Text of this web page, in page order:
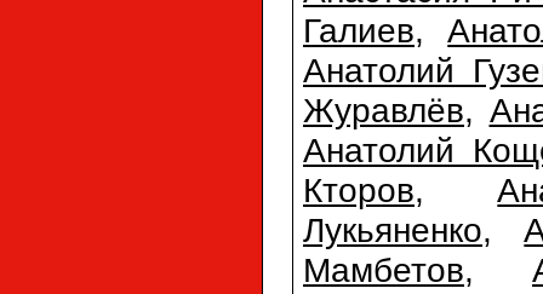
Галиев,
Анатолий
Журавлёв,
Анатолий
Кторов,
Лукьяненко,
Мамбетов,